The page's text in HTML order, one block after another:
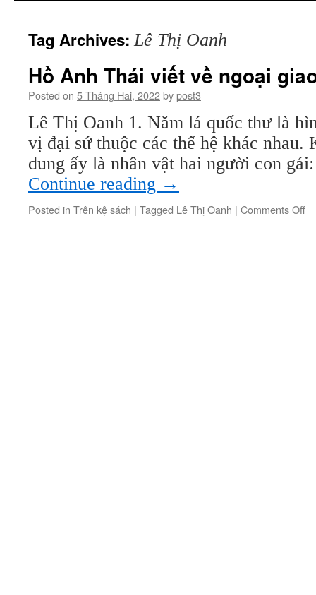
Tag Archives:Lê Thị Oanh
Hồ Anh Thái viết về ngoại
Posted on 5 Tháng Hai, 2022bypost3
Lê Thị Oanh 1. Năm lá quốc thư là
vị đại sứ thuộc các thế hệ khác nhau.
dung ấy là nhân vật hai người con
Continue reading →
Posted in Trên kệ sách | Tagged Lê Thị Oanh | Comments Offon